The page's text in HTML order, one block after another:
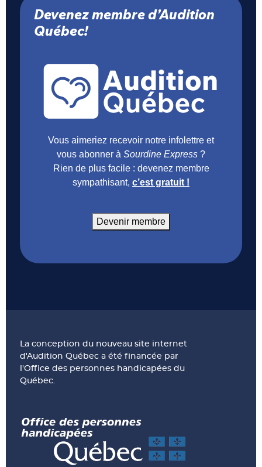
Devenez membre d’Audition
Québec!
Vous aimeriez recevoir notre infolettre et
vous abonner à Sourdine Express ?
Rien de plus facile : devenez membre
sympathisant, c’est gratuit !
Devenir membre
La conception du nouveau site internet
d'Audition Québec a été financée par
l'Office des personnes handicapées du
Québec.